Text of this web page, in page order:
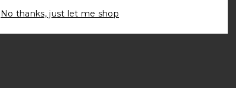
No thanks, just let me shop